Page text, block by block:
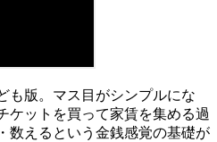
も版。マス目がシンプルにな
ケットを買って家賃を集める過
数えるという金銭感覚の基礎が